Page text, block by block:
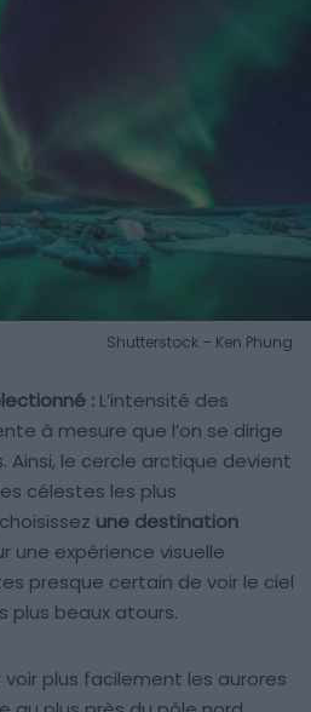
Shutterstock – Ken Phung
: L’intensité des
à mesure que l’on se dirige
Ainsi, le cercle arctique devient
célestes les plus
une destination
une expérience visuelle
presque certain de voir le ciel
plus beaux atours.
voir plus facilement les aurores